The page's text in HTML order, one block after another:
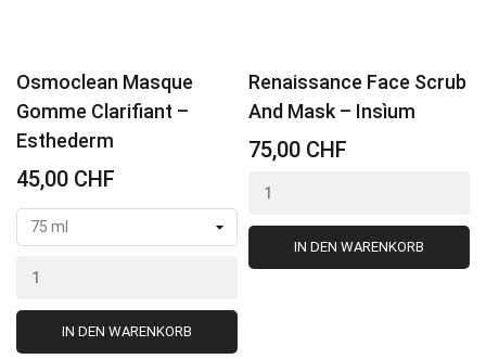
Osmoclean Masque
Gomme Clarifiant –
Esthederm
45,00 CHF
IN DEN WARENKORB
Renaissance Face Scrub
And Mask – Insìum
75,00 CHF
IN DEN WARENKORB